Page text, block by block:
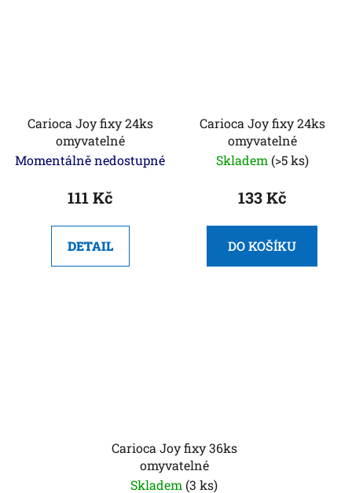
Carioca Joy fixy 24ks
omyvatelné
Momentálně nedostupné
111 Kč
DETAIL
Carioca Joy fixy 24ks
omyvatelné
Skladem (>5 ks)
133 Kč
DO KOŠÍKU
Carioca Joy fixy 36ks
omyvatelné
Skladem (3 ks)